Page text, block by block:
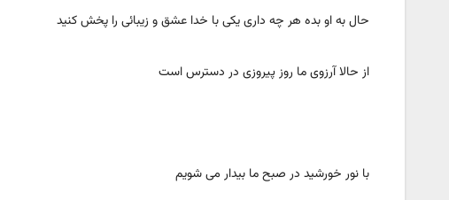
حال به او بده هر چه داری یکی با خدا عشق و زیبائی را پخش کنید
از حالا آرزوی ما روز پیروزی در دسترس است
با نور خورشید در صبح ما بیدار می شویم